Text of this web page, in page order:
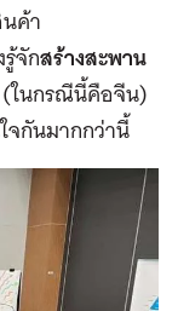
ค้า
จักสร้างสะพาน
(ในกรณีนี้คือจีน)
จกันมากกว่านี้